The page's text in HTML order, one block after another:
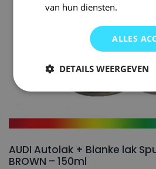
AUDI Autolak + Blanke lak
BROWN – 150ml
van hun diensten.
ALLES
DETAILS WEERGEVEN